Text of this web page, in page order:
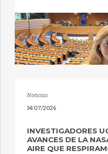
Noticias
14/07/2026
INVESTIGADORES
AVANCES DE LA
AIRE QUE